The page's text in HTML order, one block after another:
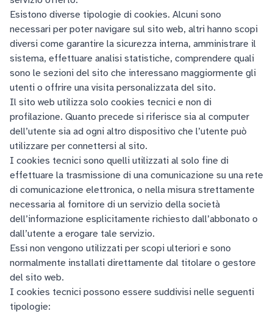
Esistono diverse tipologie di cookies. Alcuni sono
necessari per poter navigare sul sito web, altri hanno scopi
diversi come garantire la sicurezza interna, amministrare il
sistema, effettuare analisi statistiche, comprendere quali
sono le sezioni del sito che interessano maggiormente gli
utenti o offrire una visita personalizzata del sito.
Il sito web utilizza solo cookies tecnici e non di
profilazione. Quanto precede si riferisce sia al computer
dell’utente sia ad ogni altro dispositivo che l’utente può
utilizzare per connettersi al sito.
I cookies tecnici sono quelli utilizzati al solo fine di
effettuare la trasmissione di una comunicazione su una rete
di comunicazione elettronica, o nella misura strettamente
necessaria al fornitore di un servizio della società
dell’informazione esplicitamente richiesto dall’abbonato o
dall’utente a erogare tale servizio.
Essi non vengono utilizzati per scopi ulteriori e sono
normalmente installati direttamente dal titolare o gestore
del sito web.
I cookies tecnici possono essere suddivisi nelle seguenti
tipologie: